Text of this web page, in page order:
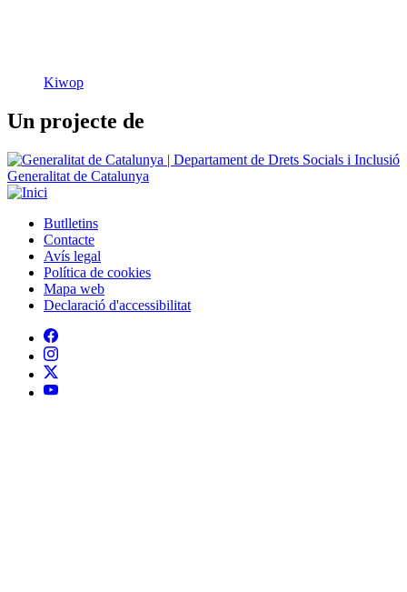
Generalitat de Catalunya
Peu
Butlletins
Contacte
Avís legal
Política de cookies
Mapa web
Declaració d'accessibilitat